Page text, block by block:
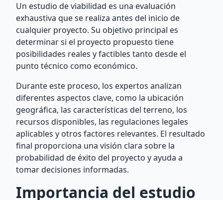
Un estudio de viabilidad es una evaluación
exhaustiva que se realiza antes del inicio de
cualquier proyecto. Su objetivo principal es
determinar si el proyecto propuesto tiene
posibilidades reales y factibles tanto desde el
punto técnico como económico.
Durante este proceso, los expertos analizan
diferentes aspectos clave, como la ubicación
geográfica, las características del terreno, los
recursos disponibles, las regulaciones legales
aplicables y otros factores relevantes. El resultado
final proporciona una visión clara sobre la
probabilidad de éxito del proyecto y ayuda a
tomar decisiones informadas.
Importancia del estudio